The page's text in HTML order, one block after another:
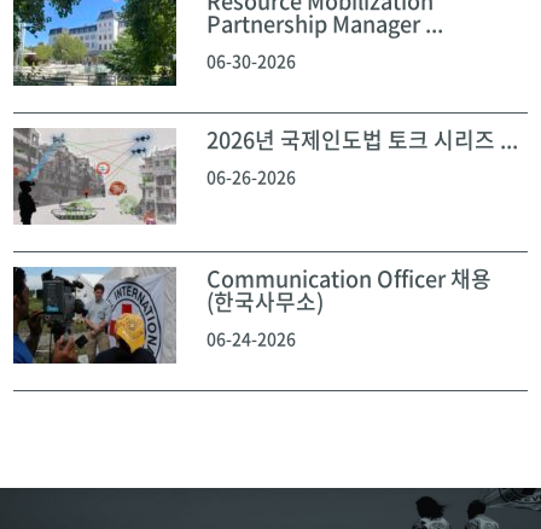
Partnership Manager ...
06-30-2026
2026년 국제인도법 토크 시리즈 ...
06-26-2026
Communication Officer 채용
(한국사무소)
06-24-2026